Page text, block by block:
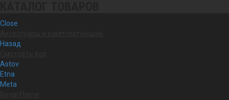
Close
Назад
Astov
Etna
Meta